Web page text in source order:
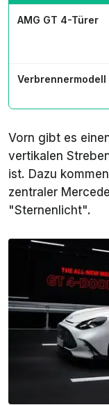
AMG GT 4-Türer
Verbrennermodell
Vorn gibt es
vertikalen
ist. Dazu
zentraler
"Sternenlicht".